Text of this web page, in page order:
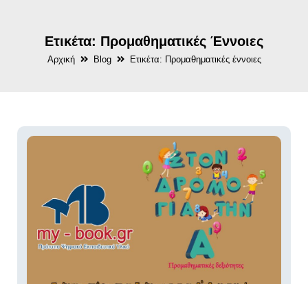
Ετικέτα: Προμαθηματικές Έννοιες
Αρχική Blog Ετικέτα: Προμαθηματικές έννοιες